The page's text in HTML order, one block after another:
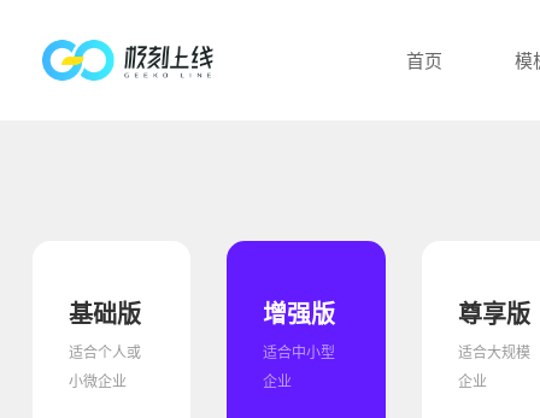
首页 模
​基础版
适合个人或
小微企业
增强版
适合中小型
企业
​尊享版
适合大规模
企业